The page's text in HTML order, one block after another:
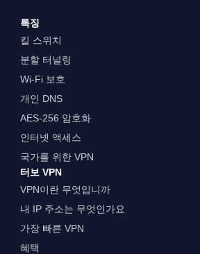
특징
킬 스위치
분할 터널링
Wi-Fi 보호
개인 DNS
AES-256 암호화
인터넷 액세스
국가를 위한 VPN
터보 VPN
VPN이란 무엇입니까
내 IP 주소는 무엇인가요
가장 빠른 VPN
혜택